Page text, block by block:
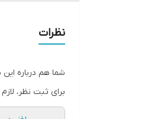
نظرات
شما هم درباره
برای ثبت نظر،